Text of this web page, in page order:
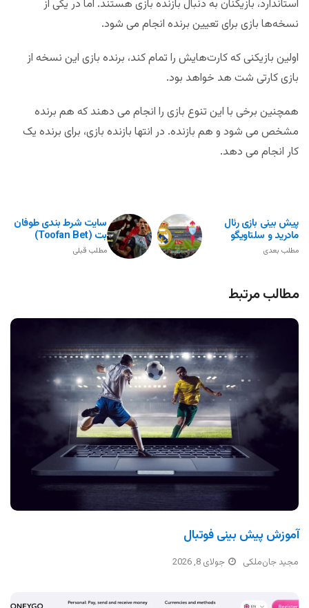
استاندارد، بازیکنان به دنبال بازنده بازی هستند. اما در یکی از
نسخه‌ها بازی برای تعیین برنده انجام می شود.
اولین بازیکنی که کارت‌هایش را تمام کند، برنده بازی این نسخه از
بازی کارتی شت هد خواهد بود.
همچنین برخی با این تنوع بازی را انجام می دهند که هم برنده
مشخص می شود و هم بازنده. در انتها بازنده بازی، برای برنده یک
کار انجام می دهد.
سایت شرط بندی طوفان
بت (Toofan Bet)
مطلب قبلی
پیش بینی بازی رئال
مادرید و سلتاویگو
مطلب بعدی
مطالب مرتبط
آموزش پیش بینی فوتبال
مجید جان‌ملکی جولای 8, 2026